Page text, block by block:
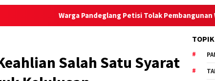
Warga Pandeglang Petisi Tolak Pembangunan Wisata Situ
Salah Satu Syarat